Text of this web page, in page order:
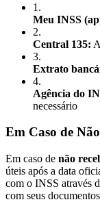
1 .
Meu INSS
2.
Central 135:
3.
Extrato
4.
Agência do
necessário
Em Caso de
Em caso de não
úteis após a data
com o INSS através
com seus